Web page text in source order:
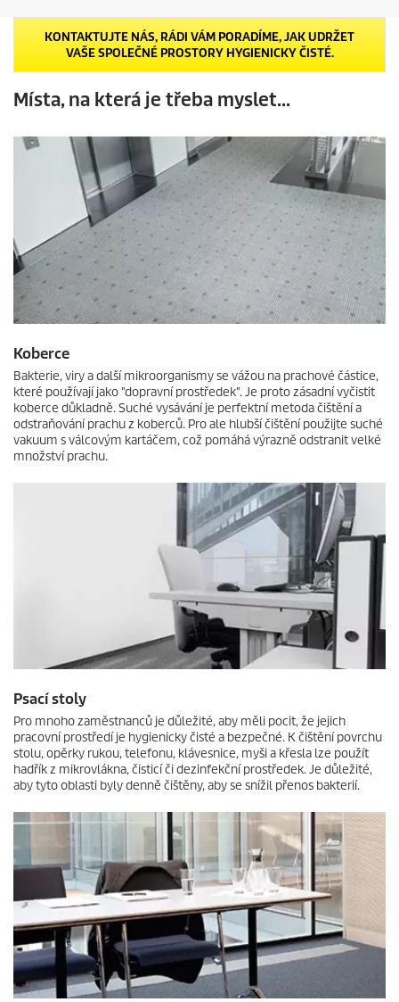
KONTAKTUJTE NÁS, RÁDI VÁM PORADÍME, JAK UDRŽET
VAŠE SPOLEČNÉ PROSTORY HYGIENICKY ČISTÉ.
Místa, na která je třeba myslet...
Koberce
Bakterie, viry a další mikroorganismy se vážou na prachové částice,
které používají jako "dopravní prostředek". Je proto zásadní vyčistit
koberce důkladně. Suché vysávání je perfektní metoda čištění a
odstraňování prachu z koberců. Pro ale hlubší čištění použijte suché
vakuum s válcovým kartáčem, což pomáhá výrazně odstranit velké
množství prachu.
Psací stoly
Pro mnoho zaměstnanců je důležité, aby měli pocit, že jejich
pracovní prostředí je hygienicky čisté a bezpečné. K čištění povrchu
stolu, opěrky rukou, telefonu, klávesnice, myši a křesla lze použít
hadřík z mikrovlákna, čisticí či dezinfekční prostředek. Je důležité,
aby tyto oblasti byly denně čištěny, aby se snížil přenos bakterií.